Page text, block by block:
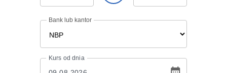
Bank lub kantor
Kurs od dnia